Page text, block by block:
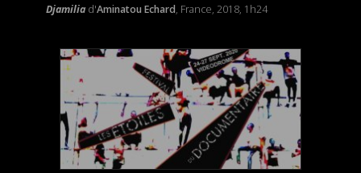
Djamiliad'Aminatou Echard, France, 2018, 1h24